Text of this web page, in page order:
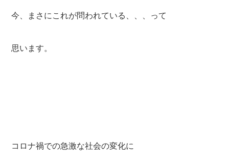
今、まさにこれが問われている、、、って
思います。
コロナ禍での急激な社会の変化に